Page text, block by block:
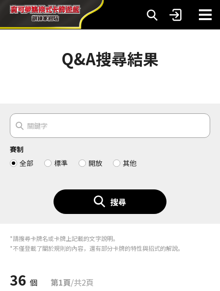
Q&A搜尋結果
賽制
全部
標準 開放 其他
搜尋
*請搜尋卡牌名或卡牌上記載的文字說明。
*不僅登載了關於規則的內容，還有部分卡牌的特性與招式的解說。
36 個 第1頁/共2頁